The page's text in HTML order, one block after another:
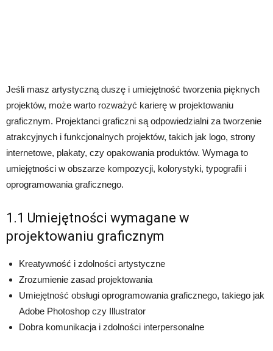
Jeśli masz artystyczną duszę i umiejętność tworzenia pięknych
projektów, może warto rozważyć karierę w projektowaniu
graficznym. Projektanci graficzni są odpowiedzialni za tworzenie
atrakcyjnych i funkcjonalnych projektów, takich jak logo, strony
internetowe, plakaty, czy opakowania produktów. Wymaga to
umiejętności w obszarze kompozycji, kolorystyki, typografii i
oprogramowania graficznego.
1.1 Umiejętności wymagane w
projektowaniu graficznym
Kreatywność i zdolności artystyczne
Zrozumienie zasad projektowania
Umiejętność obsługi oprogramowania graficznego, takiego jak
Adobe Photoshop czy Illustrator
Dobra komunikacja i zdolności interpersonalne